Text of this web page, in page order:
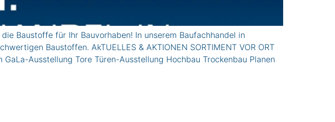
Baustoffe für Ihr Bauvorhaben! In unserem Baufachhandel in
Baustoffen. AkTUELLES & AKTIONEN SORTIMENT VOR ORT
Ausstellung Tore Türen-Ausstellung Hochbau Trockenbau Planen